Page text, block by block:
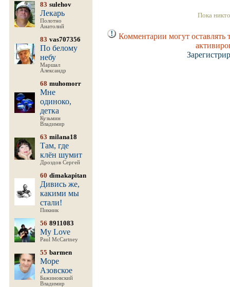
83 sulehov
Лекарь
Полотно
Анатолий
83 vas707356
По белому
небу
Маршал
Александр
68 muhomorr
Мне
одиноко,
детка
Кузьмин
Владимир
63 milana18
Там, где
клён шумит
Дроздов Сергей
60 dimakapitan
Дивись же,
какими мы
стали!
Пикник
56 8911083
My Love
Paul McCartney
55 barmen
Море
Азовское
Бажиновский
Владимир
Пока
Комментарии могут оставлять